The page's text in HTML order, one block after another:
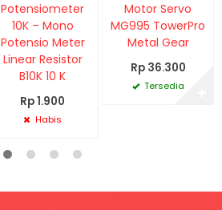
Potensiometer
10K – Mono
Potensio Meter
Linear Resistor
B10K 10 K
Rp 1.900
Habis
Motor Servo
MG995 TowerPro
Metal Gear
Rp 36.300
Tersedia